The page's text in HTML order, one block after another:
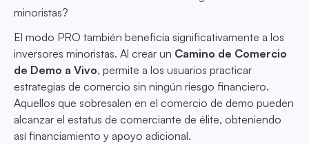
minoristas?
El modo PRO también beneficia significativamente a los
inversores minoristas. Al crear un Camino de Comercio
de Demo a Vivo, permite a los usuarios practicar
estrategias de comercio sin ningún riesgo financiero.
Aquellos que sobresalen en el comercio de demo pueden
alcanzar el estatus de comerciante de élite, obteniendo
así financiamiento y apoyo adicional.